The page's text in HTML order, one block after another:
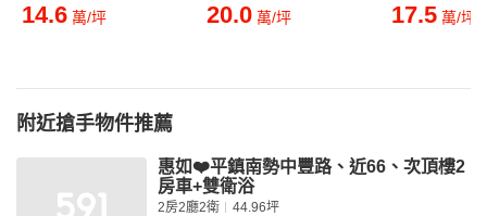
14.6 萬/坪 20.0 萬/坪 17.5 萬/坪
附近搶手物件推薦
惠如❤️平鎮南勢中豐路、近66、次頂樓2
房車+雙衛浴
2房2廳2衛 44.96坪